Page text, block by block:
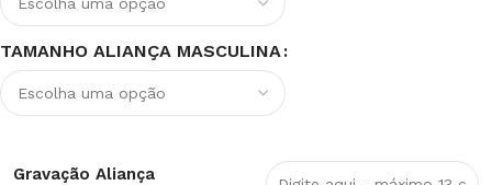
TAMANHO ALIANÇA MASCULINA
Gravação Aliança